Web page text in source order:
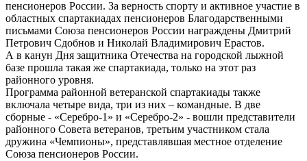
пенсионеров России. За верность спорту и активное участие в
областных спартакиадах пенсионеров Благодарственными
письмами Союза пенсионеров России награждены Дмитрий
Петрович Сдобнов и Николай Владимирович Ерастов.
А в канун Дня защитника Отечества на городской лыжной
базе прошла такая же спартакиада, только на этот раз
районного уровня.
Программа районной ветеранской спартакиады также
включала четыре вида, три из них – командные. В две
сборные - «Серебро-1» и «Серебро-2» - вошли представители
районного Совета ветеранов, третьим участником стала
дружина «Чемпионы», представлявшая местное отделение
Союза пенсионеров России.